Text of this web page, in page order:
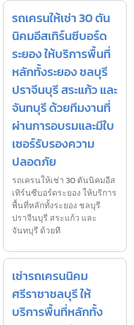
รถเครนให้เช่า 30 ตัน
นิคมอีสเทิร์นซีบอร์ด
ระยอง ให้บริการพื้นที่
หลักทั้งระยอง ชลบุรี
ปราจีนบุรี สระแก้ว และ
จันทบุรี ด้วยทีมงานที่
ผ่านการอบรมและมีใบ
เซอร์รับรองความ
ปลอดภัย
รถเครนให้เช่า 30 ตันนิคมอีส
เทิร์นซีบอร์ดระยอง ให้บริการ
พื้นที่หลักทั้งระยอง ชลบุรี
ปราจีนบุรี สระแก้ว และ
จันทบุรี ด้วยที
เช่ารถเครนนิคม
ศรีราชาชลบุรี ให้
บริการพื้นที่หลักทั้ง